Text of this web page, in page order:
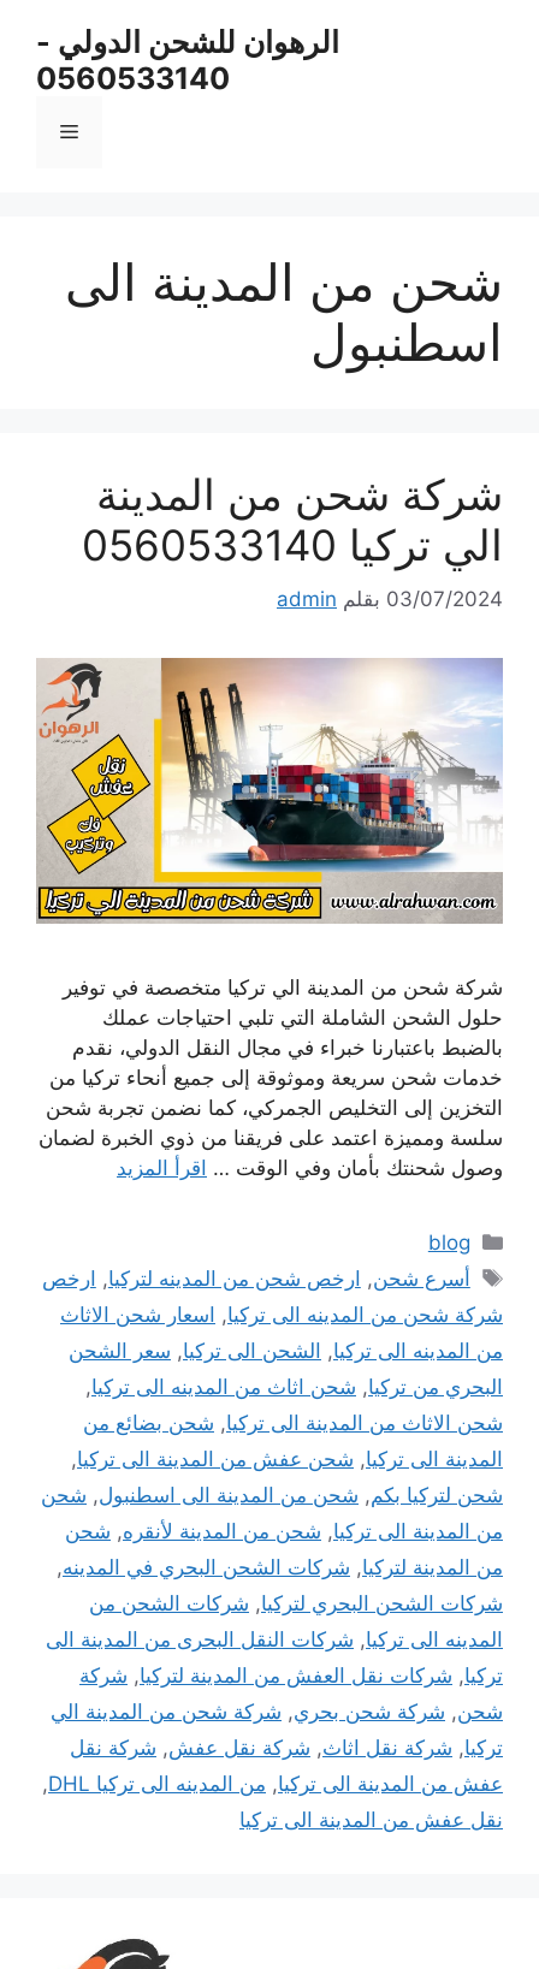
الرهوان للشحن الدولي -
0560533140
القائمة
شحن من المدينة الى
اسطنبول
شركة شحن من المدينة
الي تركيا 0560533140
03/07/2024 بقلم admin
شركة شحن من المدينة الي تركيا متخصصة في توفير
حلول الشحن الشاملة التي تلبي احتياجات عملك
بالضبط باعتبارنا خبراء في مجال النقل الدولي، نقدم
خدمات شحن سريعة وموثوقة إلى جميع أنحاء تركيا من
التخزين إلى التخليص الجمركي، كما نضمن تجربة شحن
سلسة ومميزة اعتمد على فريقنا من ذوي الخبرة لضمان
وصول شحنتك بأمان وفي الوقت … اقرأ المزيد
التصنيفات
blog
الوسوم
أسرع شحن, ارخص شحن من المدينه لتركيا, ارخص
شركة شحن من المدينه الى تركيا, اسعار شحن الاثاث
من المدينه الى تركيا, الشحن الى تركيا, سعر الشحن
البحري من تركيا, شحن اثاث من المدينه الى تركيا,
شحن الاثاث من المدينة الى تركيا, شحن بضائع من
المدينة الى تركيا, شحن عفش من المدينة الى تركيا,
شحن لتركيا بكم, شحن من المدينة الى اسطنبول, شحن
من المدينة الى تركيا, شحن من المدينة لأنقره, شحن
من المدينة لتركيا, شركات الشحن البحري في المدينه,
شركات الشحن البحري لتركيا, شركات الشحن من
المدينه الى تركيا, شركات النقل البحرى من المدينة الى
تركيا, شركات نقل العفش من المدينة لتركيا, شركة
شحن, شركة شحن بحري, شركة شحن من المدينة الي
تركيا, شركة نقل اثاث, شركة نقل عفش, شركة نقل
عفش من المدينة الى تركيا, من المدينه الى تركيا DHL
,
نقل عفش من المدينة الى تركيا